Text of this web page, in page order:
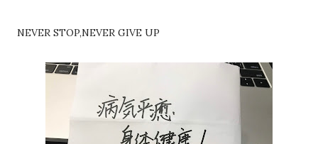
NEVER STOP,NEVER GIVE UP